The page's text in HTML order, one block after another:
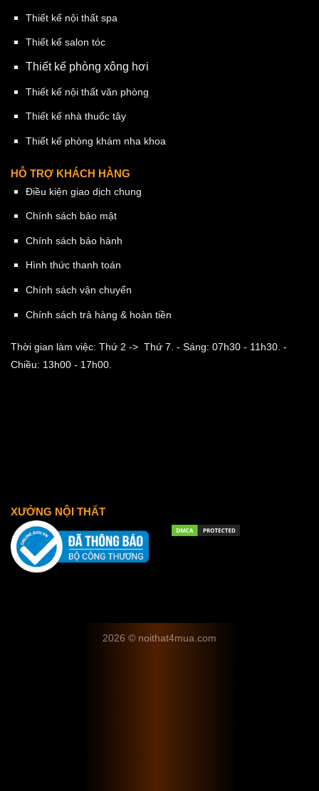
Thiết kế nội thất spa
Thiết kế salon tóc
Thiết kế phòng xông hơi
Thiết kế nội thất văn phòng
Thiết kế nhà thuốc tây
Thiết kế phòng khám nha khoa
HỖ TRỢ KHÁCH HÀNG
Điều kiện giao dịch chung
Chính sách bảo mật
Chính sách bảo hành
Hình thức thanh toán
Chính sách vận chuyển
Chính sách trả hàng & hoàn tiền
Thời gian làm việc: Thứ 2 -> Thứ 7. - Sáng: 07h30 - 11h30. -
Chiều: 13h00 - 17h00.
XƯỞNG NỘI THẤT
2026 © noithat4mua.com